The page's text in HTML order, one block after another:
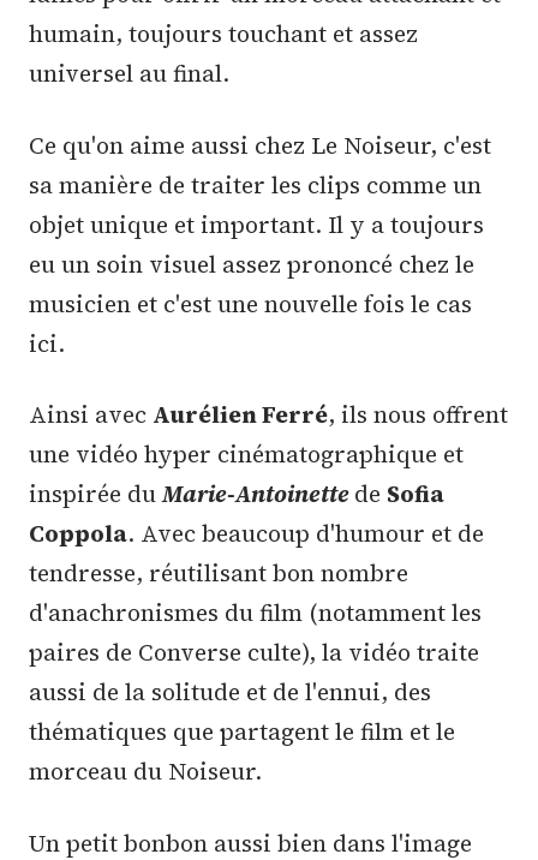
humain, toujours touchant et assez
universel au final.
Ce qu'on aime aussi chez Le Noiseur, c'est
sa manière de traiter les clips comme un
objet unique et important. Il y a toujours
eu un soin visuel assez prononcé chez le
musicien et c'est une nouvelle fois le cas
ici.
Ainsi avec Aurélien Ferré, ils nous offrent
une vidéo hyper cinématographique et
inspirée duMarie-Antoinettede Sofia
Coppola. Avec beaucoup d'humour et de
tendresse, réutilisant bon nombre
d'anachronismes du film (notamment les
paires de Converse culte), la vidéo traite
aussi de la solitude et de l'ennui, des
thématiques que partagent le film et le
morceau du Noiseur.
Un petit bonbon aussi bien dans l'image